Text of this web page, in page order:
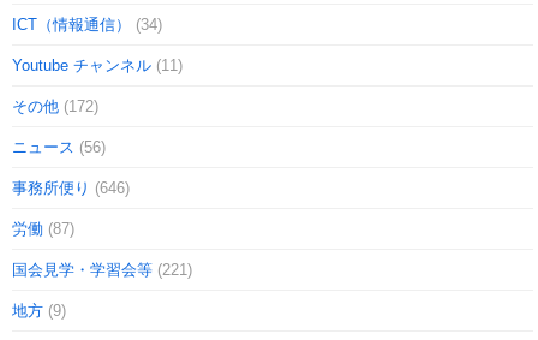
ICT（情報通信） (34)
Youtube チャンネル (11)
その他 (172)
ニュース (56)
事務所便り (646)
労働 (87)
国会見学・学習会等 (221)
地方 (9)